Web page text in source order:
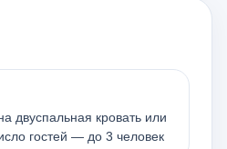
двуспальная кровать или
гостей — до 3 человек